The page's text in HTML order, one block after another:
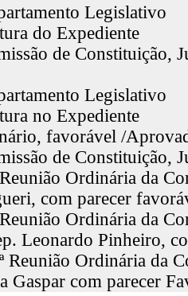
Legislativo
do Expediente
de Constituição,
Legislativo
no Expediente
favorável /
de Constituição,
Ordinária da
com parecer
Ordinária da
Leonardo Pinheiro,
Reunião Ordinária da
Gaspar com parecer